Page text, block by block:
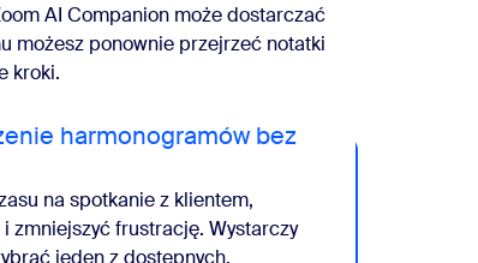
AI Companion może dostarczać
możesz ponownie przejrzeć notatki
kroki.
harmonogramów bez
na spotkanie z klientem,
zmniejszyć frustrację. Wystarczy
jeden z dostępnych,